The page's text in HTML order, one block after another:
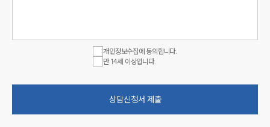
개인정보수집에 동의합니다.
만 14세 이상입니다.
상담신청서 제출